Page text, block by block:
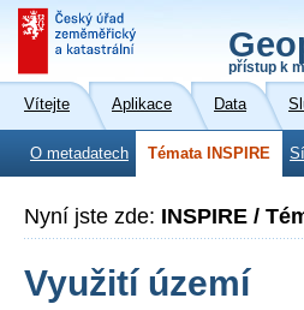
přístup k
Vítejte Aplikace Data
O metadatech Témata INSPIRE
Nyní jste zde: INSPIRE /
Využití území